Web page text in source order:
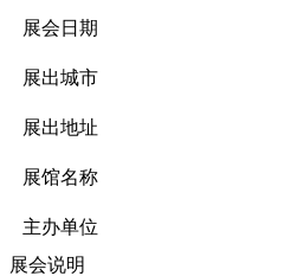
展会日期
展出城市
展出地址
展馆名称
主办单位
展会说明